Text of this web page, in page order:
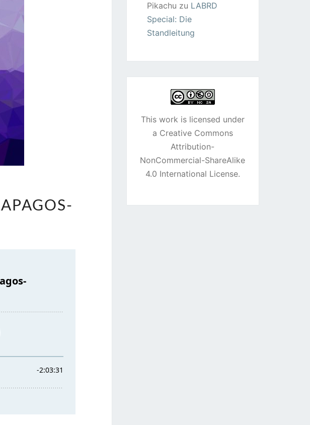
Pikachu zu LABRD
Special: Die
Standleitung
This work is licensed under
a Creative Commons
Attribution-
NonCommercial-ShareAlike
4.0 International License.